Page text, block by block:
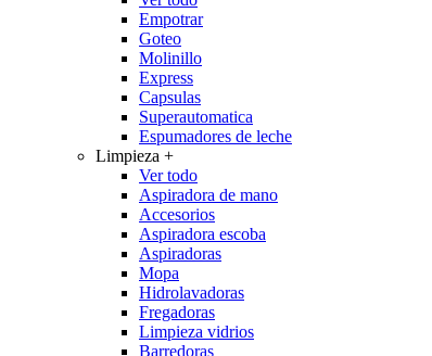
Empotrar
Goteo
Molinillo
Express
Capsulas
Superautomatica
Espumadores de leche
Limpieza +
Ver todo
Aspiradora de mano
Accesorios
Aspiradora escoba
Aspiradoras
Mopa
Hidrolavadoras
Fregadoras
Limpieza vidrios
Barredoras